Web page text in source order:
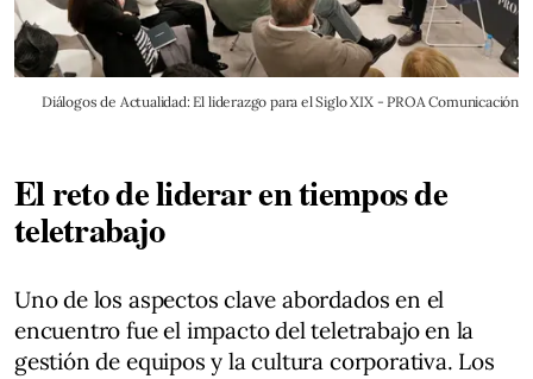
Diálogos de Actualidad: El liderazgo para el Siglo XIX - PROA Comunicación
El reto de liderar en tiempos de
teletrabajo
Uno de los aspectos clave abordados en el
encuentro fue el impacto del teletrabajo en la
gestión de equipos y la cultura corporativa. Los